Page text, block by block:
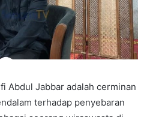
Abdul Jabbar adalah cerminan
terhadap penyebaran